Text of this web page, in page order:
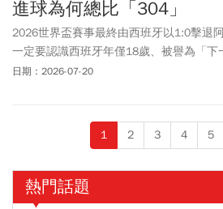
進球為何總比「304」
2026世界盃賽事最終由西班牙以1:0擊退
一定要認識西班牙年僅18歲、被譽為「下
的天才球星Lamine Yamal (亞馬爾)。亞馬
月，其身價達2億歐元，超越法國姆巴佩
員。阿根廷球王梅西更在一場運動品牌活
亞馬爾會接替進入生涯尾聲的阿根廷傳奇
為世界足壇下一位超級巨星。回顧亞馬爾
日期：2026-07-20
1 2 3 4 5
熱門話題